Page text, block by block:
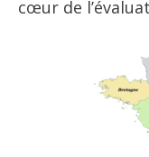
cœur de